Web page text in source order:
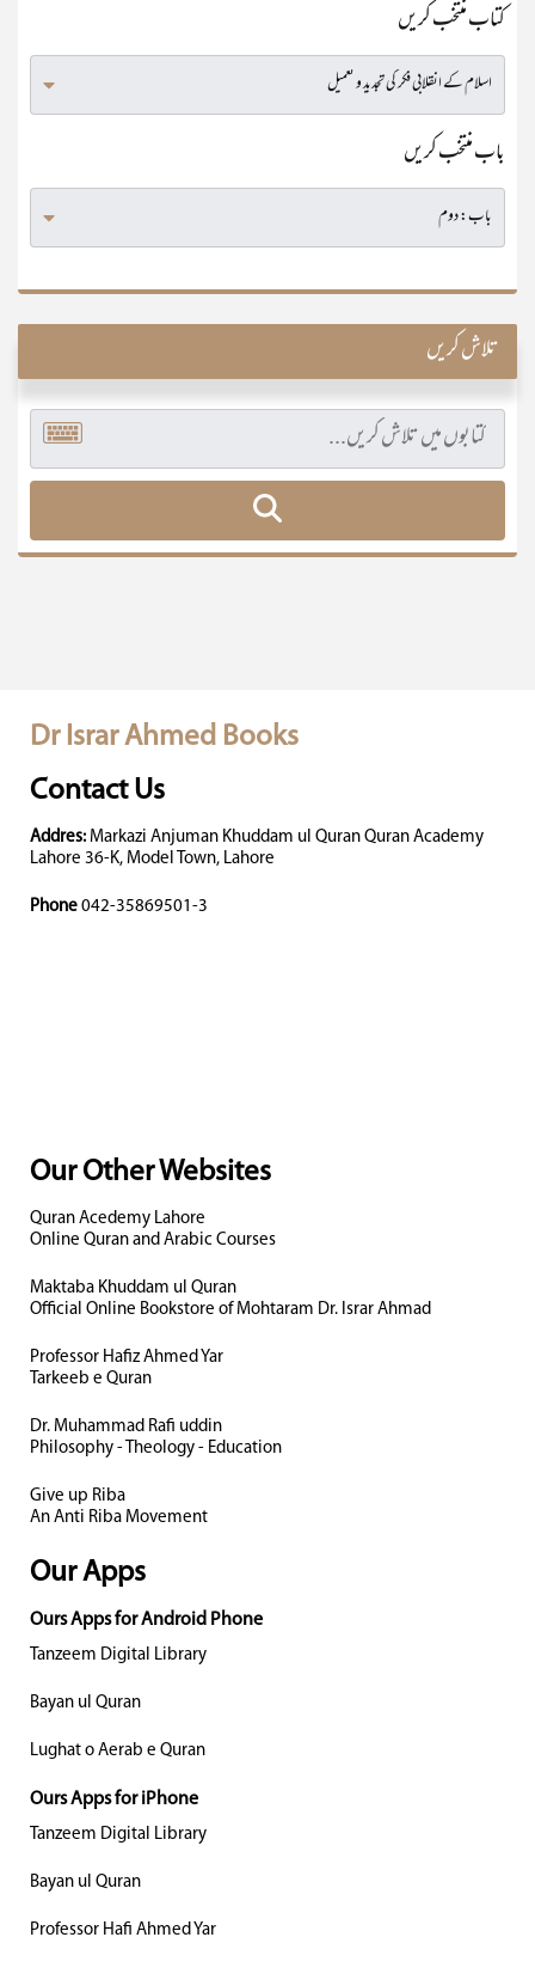
کتاب منتخب کریں
باب منتخب کریں
تلاش کریں
Dr Israr Ahmed Books
Contact Us
Addres: Markazi Anjuman Khuddam ul Quran Quran Academy
Lahore 36-K, Model Town, Lahore
Phone 042-35869501-3
Our Other Websites
Quran Acedemy Lahore
Online Quran and Arabic Courses
Maktaba Khuddam ul Quran
Official Online Bookstore of Mohtaram Dr. Israr Ahmad
Professor Hafiz Ahmed Yar
Tarkeeb e Quran
Dr. Muhammad Rafi uddin
Philosophy - Theology - Education
Give up Riba
An Anti Riba Movement
Our Apps
Ours Apps for Android Phone
Tanzeem Digital Library
Bayan ul Quran
Lughat o Aerab e Quran
Ours Apps for iPhone
Tanzeem Digital Library
Bayan ul Quran
Professor Hafi Ahmed Yar